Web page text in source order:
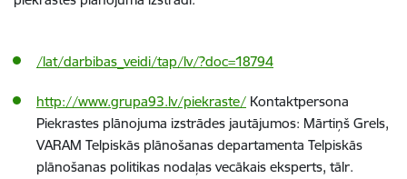
/lat/darbibas_veidi/tap/lv/?doc=18794
http://www.grupa93.lv/piekraste/ Kontaktpersona
Piekrastes plānojuma izstrādes jautājumos: Mārtiņš Grels,
VARAM Telpiskās plānošanas departamenta Telpiskās
plānošanas politikas nodaļas vecākais eksperts, tālr.